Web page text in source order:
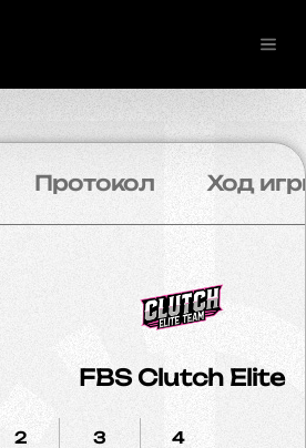
Протокол Ход
FBS Clutch Elite
2
3
4